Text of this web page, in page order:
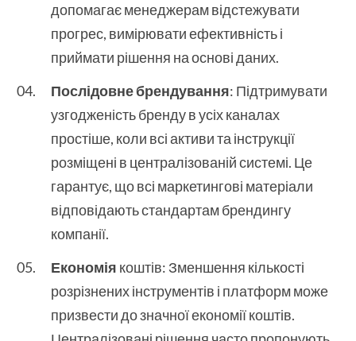
допомагає менеджерам відстежувати
прогрес, вимірювати ефективність і
приймати рішення на основі даних.
Послідовне брендування: Підтримувати
узгодженість бренду в усіх каналах
простіше, коли всі активи та інструкції
розміщені в централізованій системі. Це
гарантує, що всі маркетингові матеріали
відповідають стандартам брендингу
компанії.
Економія коштів: Зменшення кількості
розрізнених інструментів і платформ може
призвести до значної економії коштів.